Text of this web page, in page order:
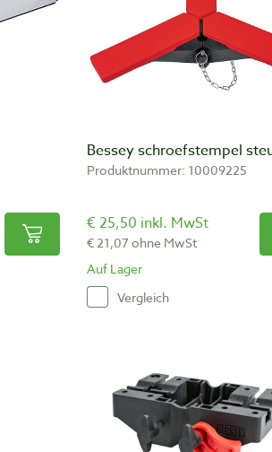
Bessey schroefstempel
Produktnummer: 10009225
€ 25,50 inkl. MwSt
€ 21,07 ohne MwSt
Auf Lager
Vergleich